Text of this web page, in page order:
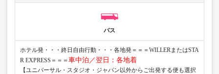
バス
ホテル発・・・終日自由行動・・・各地発＝＝＝WILLERまたはSTA
R EXPRESS＝＝＝ 車中泊／翌日：各地着
【ユニバーサル・スタジオ・ジャパン以外からご出発する便も選択